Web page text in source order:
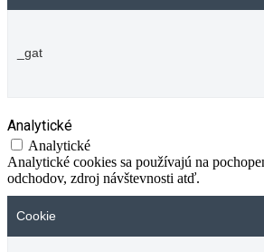
_gat
Analytické
Analytické
Analytické cookies sa používajú na
odchodov, zdroj návštevnosti atď.
Cookie